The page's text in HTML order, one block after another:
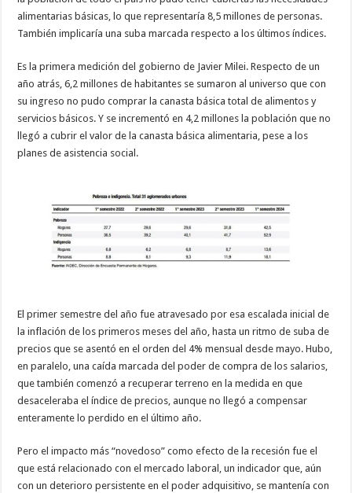
alimentarias básicas, lo que representaría 8,5 millones de personas.
También implicaría una suba marcada respecto a los últimos índices.
Es la primera medición del gobierno de Javier Milei. Respecto de un
año atrás, 6,2 millones de habitantes se sumaron al universo que con
su ingreso no pudo comprar la canasta básica total de alimentos y
servicios básicos. Y se incrementó en 4,2 millones la población que no
llegó a cubrir el valor de la canasta básica alimentaria, pese a los
planes de asistencia social.
El primer semestre del año fue atravesado por esa escalada inicial de
la inflación de los primeros meses del año, hasta un ritmo de suba de
precios que se asentó en el orden del 4% mensual desde mayo. Hubo,
en paralelo, una caída marcada del poder de compra de los salarios,
que también comenzó a recuperar terreno en la medida en que
desaceleraba el índice de precios, aunque no llegó a compensar
enteramente lo perdido en el último año.
Pero el impacto más “novedoso” como efecto de la recesión fue el
que está relacionado con el mercado laboral, un indicador que, aún
con un deterioro persistente en el poder adquisitivo, se mantenía con